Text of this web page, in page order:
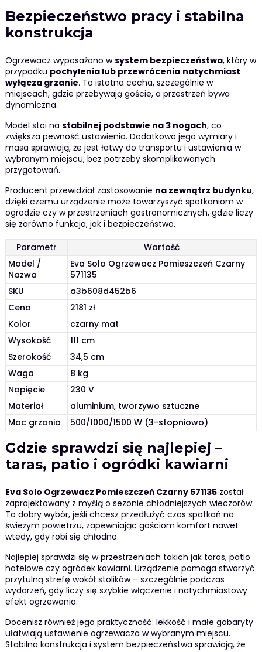
Bezpieczeństwo pracy i stabilna
konstrukcja
Ogrzewacz wyposażono wsystem bezpieczeństwa, który w
przypadku pochylenia lub przewrócenia natychmiast
wyłącza grzanie. To istotna cecha, szczególnie w
miejscach, gdzie przebywają goście, a przestrzeń bywa
dynamiczna.
Model stoi na stabilnej podstawie na 3 nogach, co
zwiększa pewność ustawienia. Dodatkowo jego wymiary i
masa sprawiają, że jest łatwy do transportu i ustawienia w
wybranym miejscu, bez potrzeby skomplikowanych
przygotowań.
Producent przewidział zastosowanie na zewnątrz budynku,
dzięki czemu urządzenie może towarzyszyć spotkaniom w
ogrodzie czy w przestrzeniach gastronomicznych, gdzie liczy
się zarówno funkcja, jak i bezpieczeństwo.
Parametr
Wartość
Model /
Nazwa
Eva Solo Ogrzewacz Pomieszczeń Czarny
571135
SKU
a3b608d452b6
Cena
2181 zł
Kolor
czarny mat
Wysokość
111 cm
Szerokość
34,5 cm
Waga
8 kg
Napięcie
230 V
Materiał
aluminium, tworzywo sztuczne
Moc grzania
500/1000/1500 W (3-stopniowo)
Gdzie sprawdzi się najlepiej –
taras, patio i ogródki kawiarni
Eva Solo Ogrzewacz Pomieszczeń Czarny 571135został
zaprojektowany z myślą o sezonie chłodniejszych wieczorów.
To dobry wybór, jeśli chcesz przedłużyć czas spotkań na
świeżym powietrzu, zapewniając gościom komfort nawet
wtedy, gdy robi się chłodno.
Najlepiej sprawdzi się w przestrzeniach takich jak taras, patio
hotelowe czy ogródek kawiarni. Urządzenie pomaga stworzyć
przytulną strefę wokół stolików – szczególnie podczas
wydarzeń, gdy liczy się szybkie włączenie i natychmiastowy
efekt ogrzewania.
Docenisz również jego praktyczność: lekkość i małe gabaryty
ułatwiają ustawienie ogrzewacza w wybranym miejscu.
Stabilna konstrukcja i system bezpieczeństwa sprawiają, że